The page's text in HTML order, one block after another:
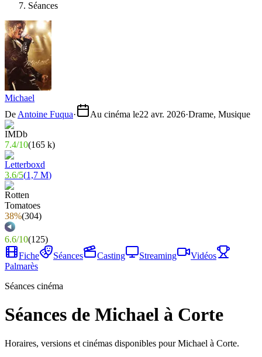
Séances
Michael
De Antoine Fuqua· Au cinéma le22 avr. 2026·Drame, Musique
7.4/10(165 k)
3.6/5(1,7 M)
38%(304)
6.6/10(125)
Fiche
Séances Casting Streaming
Vidéos
Palmarès
Séances cinéma
Séances de Michael à Corte
Horaires, versions et cinémas disponibles pour Michael à Corte.